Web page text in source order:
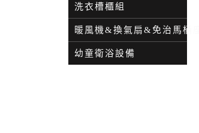
洗衣槽櫃組
暖風機&換氣扇&免治馬桶座
幼童衛浴設備